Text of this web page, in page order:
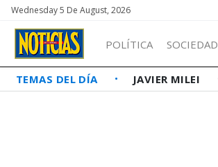
Wednesday 5 De August, 2026
POLÍTICA SOCIEDAD
TEMAS DEL DÍA JAVIER MILEI